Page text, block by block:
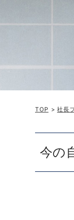
TOP >社長
今の